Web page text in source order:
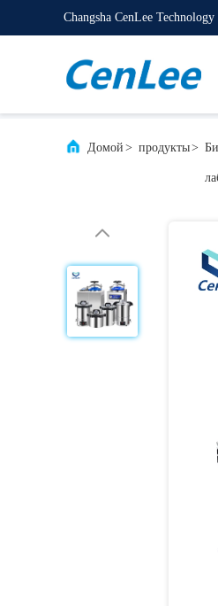
Changsha CenLee
Домой > продукты>